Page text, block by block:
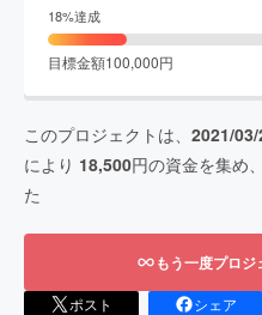
18%達成
目標金額100,000円
このプロジェクトは、 2021/03/
により 18,500円の資金を集め、
た
もう一度プロ
ポスト シェア